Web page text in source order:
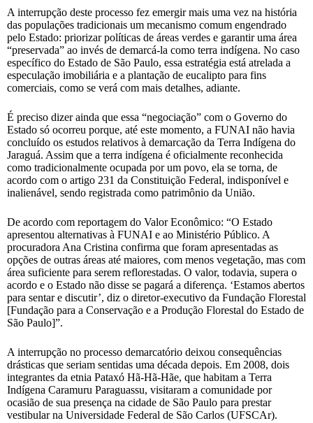
A interrupção deste processo fez emergir mais uma vez na história
das populações tradicionais um mecanismo comum engendrado
pelo Estado: priorizar políticas de áreas verdes e garantir uma área
“preservada” ao invés de demarcá-la como terra indígena. No caso
específico do Estado de São Paulo, essa estratégia está atrelada a
especulação imobiliária e a plantação de eucalipto para fins
comerciais, como se verá com mais detalhes, adiante.
É preciso dizer ainda que essa “negociação” com o Governo do
Estado só ocorreu porque, até este momento, a FUNAI não havia
concluído os estudos relativos à demarcação da Terra Indígena do
Jaraguá. Assim que a terra indígena é oficialmente reconhecida
como tradicionalmente ocupada por um povo, ela se torna, de
acordo com o artigo 231 da Constituição Federal, indisponível e
inalienável, sendo registrada como patrimônio da União.
De acordo com reportagem do Valor Econômico: “O Estado
apresentou alternativas à FUNAI e ao Ministério Público. A
procuradora Ana Cristina confirma que foram apresentadas as
opções de outras áreas até maiores, com menos vegetação, mas com
área suficiente para serem reflorestadas. O valor, todavia, supera o
acordo e o Estado não disse se pagará a diferença. ‘Estamos abertos
para sentar e discutir’, diz o diretor-executivo da Fundação Florestal
[Fundação para a Conservação e a Produção Florestal do Estado de
São Paulo]”.
A interrupção no processo demarcatório deixou consequências
drásticas que seriam sentidas uma década depois. Em 2008, dois
integrantes da etnia Pataxó Hã-Hã-Hãe, que habitam a Terra
Indígena Caramuru Paraguassu, visitaram a comunidade por
ocasião de sua presença na cidade de São Paulo para prestar
vestibular na Universidade Federal de São Carlos (UFSCAr).